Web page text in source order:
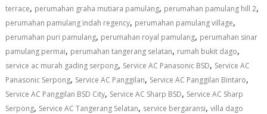
terrace, perumahan graha mutiara pamulang, perumahan pamulang hill 2,
perumahan pamulang indah regency, perumahan pamulang village,
perumahan puri pamulang, perumahan royal pamulang, perumahan sinar
pamulang permai, perumahan tangerang selatan, rumah bukit dago,
service ac murah gading serpong, Service AC Panasonic BSD, Service AC
Panasonic Serpong, Service AC Panggilan, Service AC Panggilan Bintaro,
Service AC Panggilan BSD City, Service AC Sharp BSD, Service AC Sharp
Serpong, Service AC Tangerang Selatan, service bergaransi,villa dago